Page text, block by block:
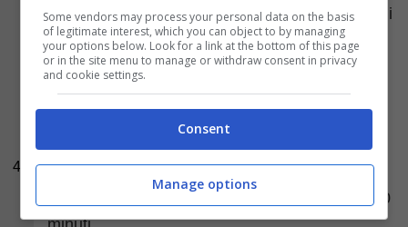
4
Versate il composto di fragole sopra la crema di
banane. Livellatelo bene e rimettete la teglia
nel frigo. Lavate e sbucciate l’ avocado ,
eliminate il nocciolo e tagliatelo a cubetti.
di miele e tritate fino ad ottenere una crema.
livellate bene e rimettetela nel frigo per circa 30
Some vendors may process your personal data on the basis
of legitimate interest, which you can object to by managing
your options below. Look for a link at the bottom of this page
or in the site menu to manage or withdraw consent in privacy
and cookie settings.
Consent
Manage options